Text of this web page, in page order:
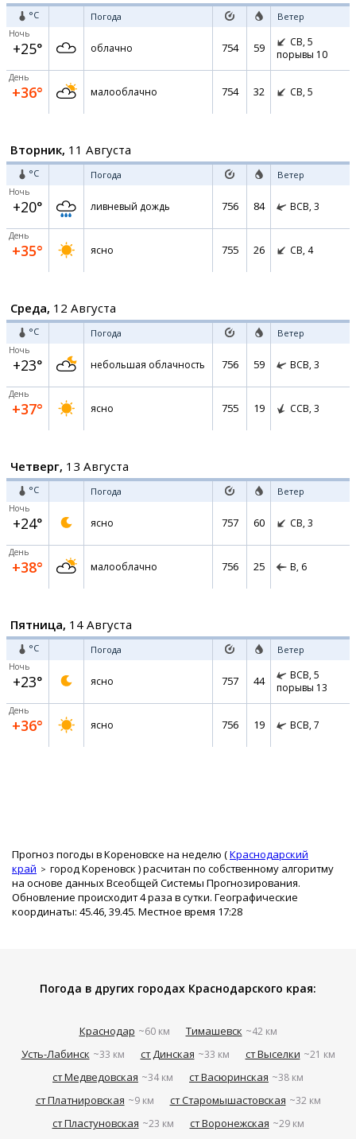
°C Погода Ветер
Ночь
+25° облачно 754 59 СВ, 5
порывы 10
День
+36° малооблачно 754 32 СВ, 5
Вторник, 11 Августа
°C Погода Ветер
Ночь
+20° ливневый дождь 756 84 ВСВ, 3
День
+35° ясно 755 26 СВ, 4
Среда, 12 Августа
°C Погода Ветер
Ночь
+23° небольшая облачность 756 59 ВСВ, 3
День
+37° ясно 755 19 ССВ, 3
Четверг, 13 Августа
°C Погода Ветер
Ночь
+24° ясно 757 60 СВ, 3
День
+38° малооблачно 756 25 В, 6
Пятница, 14 Августа
°C Погода Ветер
Ночь
+23° ясно 757 44 ВСВ, 5
порывы 13
День
+36° ясно 756 19 ВСВ, 7
Прогноз погоды в Кореновске на неделю (Краснодарский
край
город Кореновск ) расчитан по собственному алгоритму
на основе данных Всеобщей Системы Прогнозирования.
Обновление происходит 4 раза в сутки. Географические
координаты: 45.46, 39.45. Местное время 17:28
Погода в других городах Краснодарского края:
Краснодар ~60 км Тимашевск ~42 км
Усть-Лабинск ~33 км ст Динская ~33 км ст Выселки ~21 км
ст Медведовская ~34 км ст Васюринская ~38 км
ст Платнировская ~9 км ст Старомышастовская ~32 км
ст Пластуновская ~23 км ст Воронежская ~29 км